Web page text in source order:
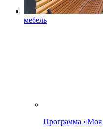
мебель
Программа «Моя